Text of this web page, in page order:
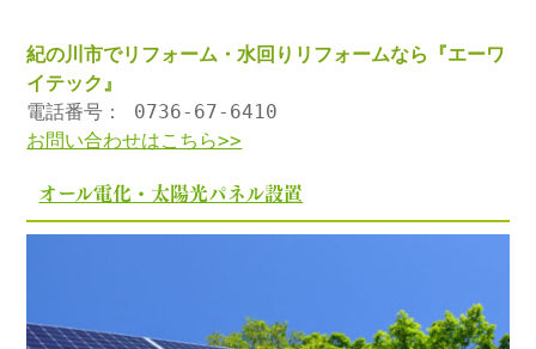
紀の川市でリフォーム・水回りリフォームなら『エーワ
イテック』
電話番号： 0736-67-6410
お問い合わせはこちら>>
オール電化・太陽光パネル設置